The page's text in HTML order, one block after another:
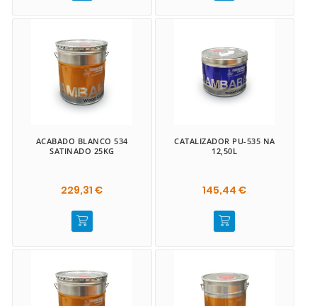
ACABADO BLANCO 534
SATINADO 25KG
229,31 €
CATALIZADOR PU-535 NA
12,50L
145,44 €